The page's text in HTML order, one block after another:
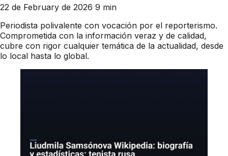
22 de February de 2026 9 min
Periodista polivalente con vocación por el reporterismo.
Comprometida con la información veraz y de calidad,
cubre con rigor cualquier temática de la actualidad, desde
lo local hasta lo global.